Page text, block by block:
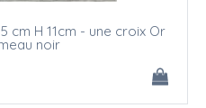
cm H 11cm - une croix Or
noir